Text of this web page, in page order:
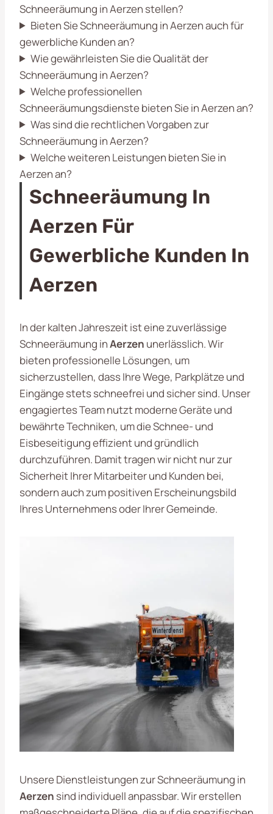
Schneeräumung in Aerzen stellen?
Bieten Sie Schneeräumung in Aerzen auch für
gewerbliche Kunden an?
Wie gewährleisten Sie die Qualität der
Schneeräumung in Aerzen?
Welche professionellen
Schneeräumungsdienste bieten Sie in Aerzen an?
Was sind die rechtlichen Vorgaben zur
Schneeräumung in Aerzen?
Welche weiteren Leistungen bieten Sie in
Aerzen an?
Schneeräumung In
Aerzen Für
Gewerbliche Kunden In
Aerzen
In der kalten Jahreszeit ist eine zuverlässige
Schneeräumung inAerzen unerlässlich. Wir
bieten professionelle Lösungen, um
sicherzustellen, dass Ihre Wege, Parkplätze und
Eingänge stets schneefrei und sicher sind. Unser
engagiertes Team nutzt moderne Geräte und
bewährte Techniken, um die Schnee- und
Eisbeseitigung effizient und gründlich
durchzuführen. Damit tragen wir nicht nur zur
Sicherheit Ihrer Mitarbeiter und Kunden bei,
sondern auch zum positiven Erscheinungsbild
Ihres Unternehmens oder Ihrer Gemeinde.
Unsere Dienstleistungen zur Schneeräumung in
Aerzen sind individuell anpassbar. Wir erstellen